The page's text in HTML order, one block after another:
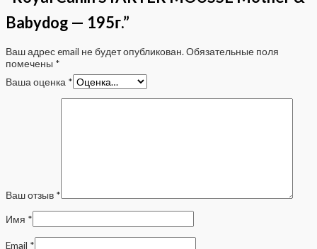
Babydog — 195г.”
Ваш адрес email не будет опубликован. Обязательные поля
помечены *
Ваша оценка *
Ваш отзыв *
Имя *
Email *